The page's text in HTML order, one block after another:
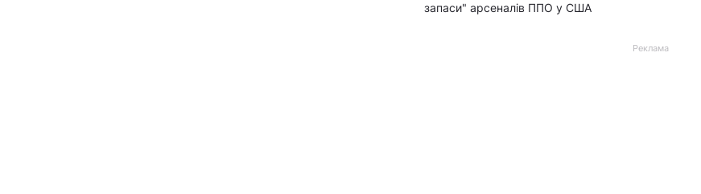
запаси" арсеналів ППО у США
Реклама